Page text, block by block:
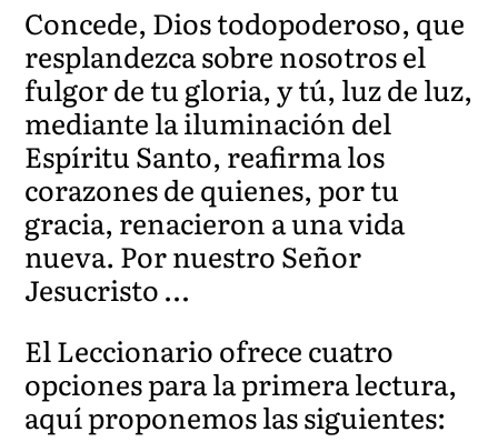
Concede, Dios todopoderoso, que
resplandezca sobre nosotros el
fulgor de tu gloria, y tú, luz de luz,
mediante la iluminación del
Espíritu Santo, reafirma los
corazones de quienes, por tu
gracia, renacieron a una vida
nueva. Por nuestro Señor
Jesucristo …
El Leccionario ofrece cuatro
opciones para la primera lectura,
aquí proponemos las siguientes: